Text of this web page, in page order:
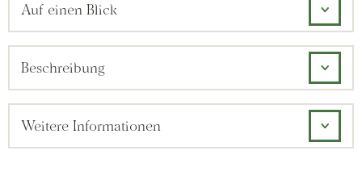
Auf einen Blick
Beschreibung
Weitere Informationen